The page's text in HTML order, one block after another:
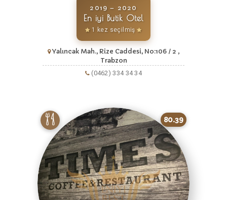
2019 – 2020
En iyi Butik Otel
1 kez seçilmiş
Yalıncak Mah., Rize Caddesi, No:106 / 2 ,
Trabzon
(0462) 334 34 34
80.39